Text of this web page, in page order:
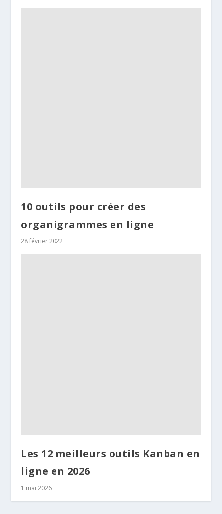
10 outils pour créer des
organigrammes en ligne
28 février 2022
Les 12 meilleurs outils Kanban en
ligne en 2026
1 mai 2026